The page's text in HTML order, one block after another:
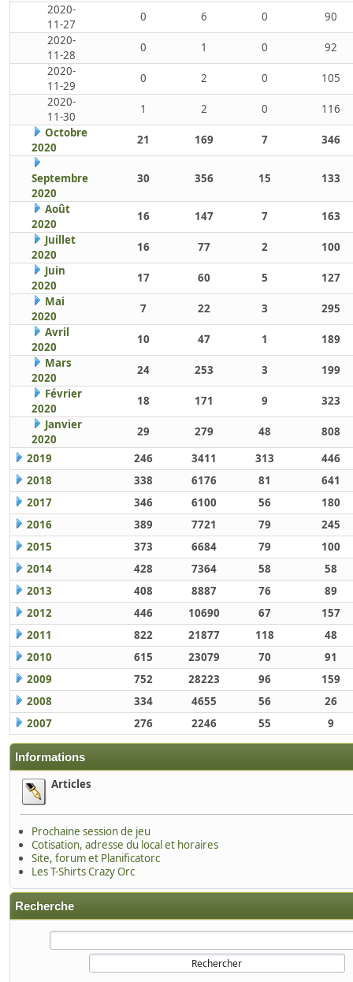
Informations
Articles
Prochaine session de jeu
Cotisation, adresse du local et horaires
Site, forum et Planificatorc
Les T-Shirts Crazy Orc
Recherche
2020-
11-27
0 6 0
90
2020-
11-28
0 1 0
92
2020-
11-29
0 2 0
105
2020-
11-30
1 2 0
116
Octobre
2020
21 169 7 346
Septembre
2020
30 356 15 133
Août
2020
16 147 7
163
Juillet
2020
16 77 2
100
Juin
2020
17 60 5
127
Mai
2020
7 22 3
295
Avril
2020
10 47 1
189
Mars
2020
24 253 3
199
Février
2020
18 171 9
323
Janvier
2020
29 279 48
808
2019
246 3411 313
446
2018
338 6176 81
641
2017
346 6100 56
180
2016
389 7721 79
245
2015
373 6684 79
100
2014
428 7364 58
58
2013
408 8887 76
89
2012
446 10690 67
157
2011
822 21877 118
48
2010
615 23079 70
91
2009
752 28223 96
159
2008
334 4655 56
26
2007
276 2246 55 9